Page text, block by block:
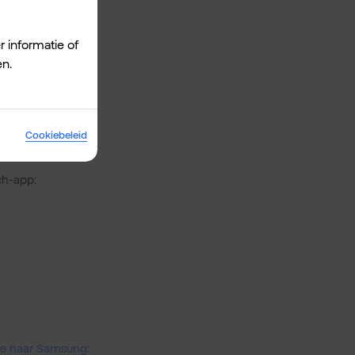
Smart
telefoon.
app:
naar Samsung:
informatie of
Cookiebeleid